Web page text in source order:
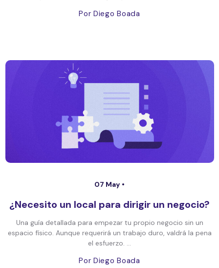
Por Diego Boada
07 May •
¿Necesito un local para dirigir un negocio?
Una guía detallada para empezar tu propio negocio sin un
espacio físico. Aunque requerirá un trabajo duro, valdrá la pena
el esfuerzo. ...
Por Diego Boada